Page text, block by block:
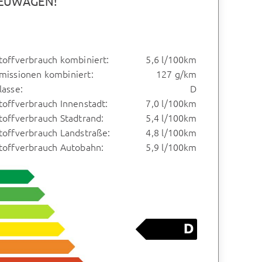
kombiniert:
5,6 l/100km
kombiniert:
127 g/km
D
Innenstadt:
7,0 l/100km
Stadtrand:
5,4 l/100km
Landstraße:
4,8 l/100km
Autobahn:
5,9 l/100km